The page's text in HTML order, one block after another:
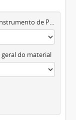
Instrumento de Pesquisa
geral do material